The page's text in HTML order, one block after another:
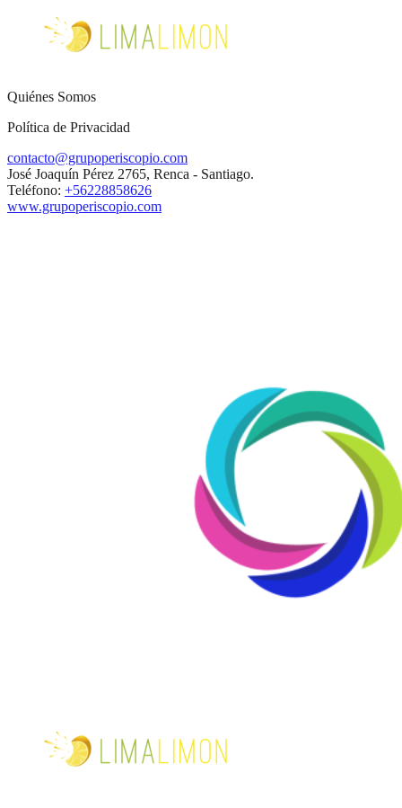
Quiénes Somos
Política de Privacidad
contacto@grupoperiscopio.com
José Joaquín Pérez 2765, Renca - Santiago.
Teléfono: +56228858626
www.grupoperiscopio.com